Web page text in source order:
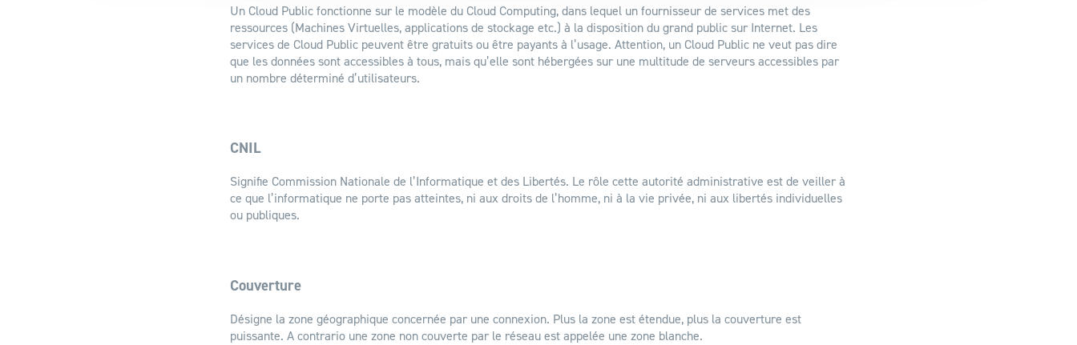
Un Cloud Public fonctionne sur le modèle du Cloud Computing, dans lequel un fournisseur de services met des
ressources (Machines Virtuelles, applications de stockage etc.) à la disposition du grand public sur Internet. Les
services de Cloud Public peuvent être gratuits ou être payants à l’usage. Attention, un Cloud Public ne veut pas dire
que les données sont accessibles à tous, mais qu’elle sont hébergées sur une multitude de serveurs accessibles par
un nombre déterminé d’utilisateurs.
CNIL
Signifie Commission Nationale de l’Informatique et des Libertés. Le rôle cette autorité administrative est de veiller à
ce que l’informatique ne porte pas atteintes, ni aux droits de l’homme, ni à la vie privée, ni aux libertés individuelles
ou publiques.
Couverture
Désigne la zone géographique concernée par une connexion. Plus la zone est étendue, plus la couverture est
puissante. A contrario une zone non couverte par le réseau est appelée une zone blanche.